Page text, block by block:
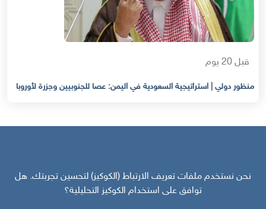
قبل 20 يوم
منظور دولي | استراتيجية السعودية في اليمن: عصا للجنوبيين وجزرة لأوروبا
نحن نستخدم ملفات تعريف الارتباط (الكوكيز) لتحسين تجربتك. هل
توافق على استخدام الكوكيز التحليلية؟